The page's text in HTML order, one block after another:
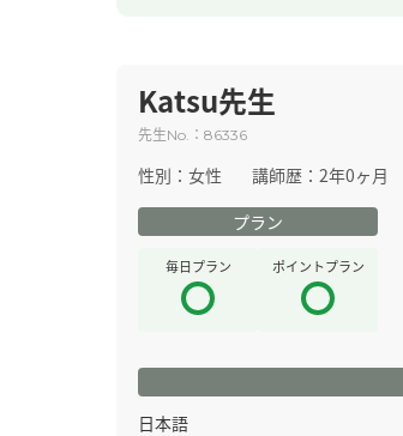
Katsu先生
先生No. ： 86336
性別： 女性 講師歴： 2年0ヶ月
プラン
毎日プラン ポイントプラン
日本語